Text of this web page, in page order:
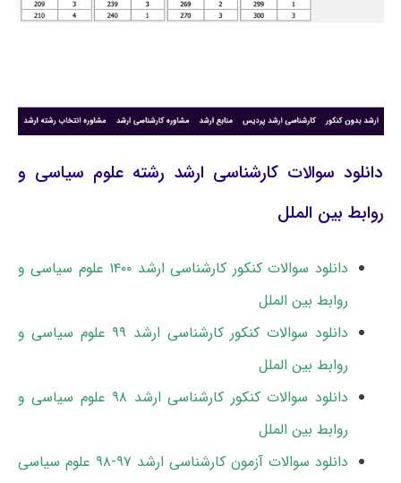
دانلود سوالات کارشناسی ارشد رشته علوم سیاسی و
روابط بین الملل
دانلود سوالات کنکور کارشناسی ارشد ۱۴۰۰ علوم سیاسی و
روابط بین الملل
دانلود سوالات کنکور کارشناسی ارشد ۹۹ علوم سیاسی و
روابط بین الملل
دانلود سوالات کنکور کارشناسی ارشد ۹۸ علوم سیاسی و
روابط بین الملل
دانلود سوالات آزمون کارشناسی ارشد ۹۷-۹۸ علوم سیاسی